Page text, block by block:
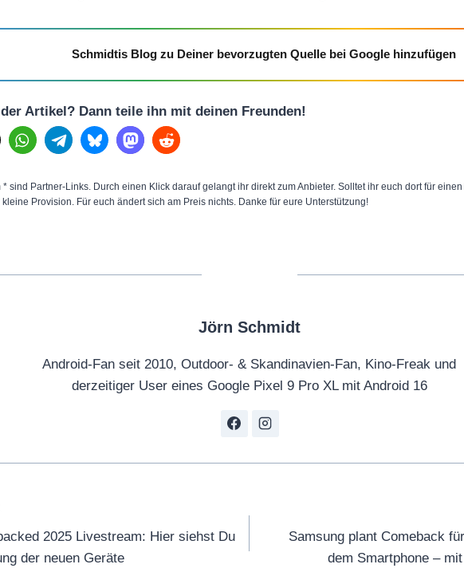
Schmidtis Blog zu Deiner bevorzugten Quelle bei Google hinzufügen
Artikel? Dann teile ihn mit deinen Freunden!
* sind Partner-Links. Durch einen Klick darauf gelangt ihr direkt zum Anbieter. Solltet ihr euch dort für
Provision. Für euch ändert sich am Preis nichts. Danke für eure Unterstützung!
Jörn Schmidt
Android-Fan seit 2010, Outdoor- & Skandinavien-Fan, Kino-Freak und
derzeitiger User eines Google Pixel 9 Pro XL mit Android 16
2025 Livestream: Hier siehst Du
der neuen Geräte
Samsung plant Comeback
dem Smartphone –